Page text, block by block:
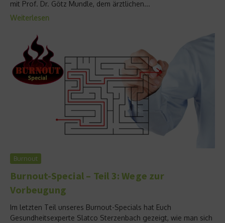
mit Prof. Dr. Götz Mundle, dem ärztlichen...
Weiterlesen
Burnout
Burnout-Special – Teil 3: Wege zur
Vorbeugung
Im letzten Teil unseres Burnout-Specials hat Euch
Gesundheitsexperte Slatco Sterzenbach gezeigt, wie man sich